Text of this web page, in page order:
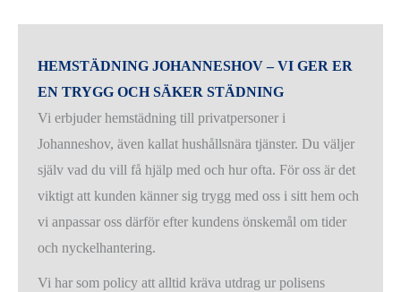
HEMSTÄDNING JOHANNESHOV – VI GER ER
EN TRYGG OCH SÄKER STÄDNING
Vi erbjuder hemstädning till privatpersoner i
Johanneshov, även kallat hushållsnära tjänster. Du väljer
själv vad du vill få hjälp med och hur ofta. För oss är det
viktigt att kunden känner sig trygg med oss i sitt hem och
vi anpassar oss därför efter kundens önskemål om tider
och nyckelhantering.
Vi har som policy att alltid kräva utdrag ur polisens